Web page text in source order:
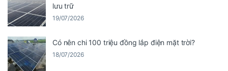
lưu trữ
19/07/2026
Có nên chi 100 triệu đồng lắp điện mặt trời?
18/07/2026